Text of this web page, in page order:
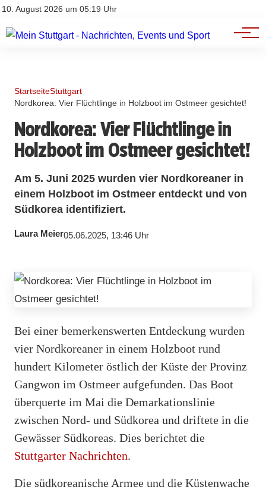
10. August 2026 um 05:19 Uhr
Impressum
Branchenbuch
Werbung
StartseiteStuttgart
Nordkorea: Vier Flüchtlinge in Holzboot im Ostmeer gesichtet!
Nordkorea: Vier Flüchtlinge in
Holzboot im Ostmeer gesichtet!
Am 5. Juni 2025 wurden vier Nordkoreaner in
einem Holzboot im Ostmeer entdeckt und von
Südkorea identifiziert.
Laura Meier05.06.2025, 13:46 Uhr
Bei einer bemerkenswerten Entdeckung wurden
vier Nordkoreaner in einem Holzboot rund
hundert Kilometer östlich der Küste der Provinz
Gangwon im Ostmeer aufgefunden. Das Boot
überquerte im Mai die Demarkationslinie
zwischen Nord- und Südkorea und driftete in die
Gewässer Südkoreas. Dies berichtet die
Stuttgarter Nachrichten.
Die südkoreanische Armee und die Küstenwache